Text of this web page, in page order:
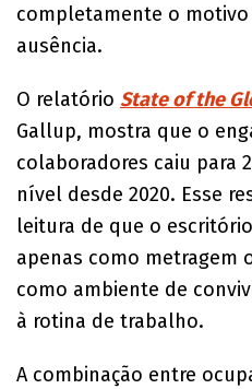
completamente o
ausência.
O relatório State of the
Gallup, mostra que o
colaboradores caiu para
nível desde 2020. Esse
leitura de que o
apenas como metragem
como ambiente de
à rotina de trabalho.
A combinação entre